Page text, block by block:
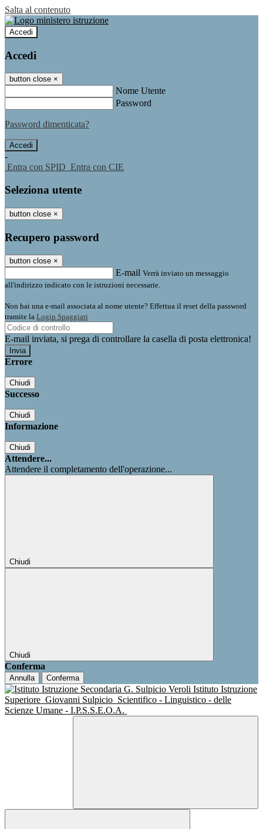
Salta al contenuto
Accedi
Accedi
button close ×
Nome Utente
Password
Password dimenticata?
-
Entra con SPID Entra con CIE
Seleziona utente
button close ×
Recupero password
button close ×
E-mail Verrà inviato un messaggio
all'indirizzo indicato con le istruzioni necessarie.
Non hai una e-mail associata al nome utente? Effettua il reset della password
tramite la Login Spaggiari
E-mail inviata, si prega di controllare la casella di posta elettronica!
Errore
Chiudi
Successo
Chiudi
Informazione
Chiudi
Attendere...
Attendere il completamento dell'operazione...
Chiudi
Chiudi
Conferma
Annulla Conferma
Istituto Istruzione
Superiore Giovanni Sulpicio Scientifico - Linguistico - delle
Scienze Umane - I.P.S.S.E.O.A.